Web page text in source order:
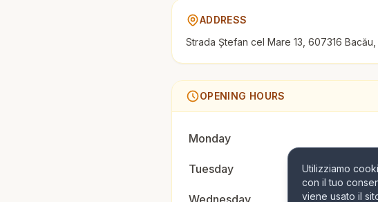
Utilizziamo
con il tuo
viene usato il
ADDRESS
Strada Ștefan cel Mare 13, 607316
OPENING HOURS
Monday
Tuesday
Wednesday